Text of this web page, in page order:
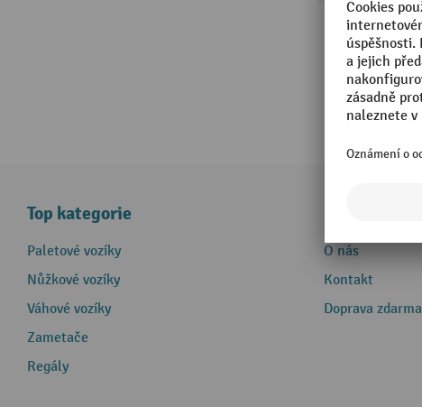
Top kategorie
Paletové vozíky
Nůžkové vozíky
Váhové vozíky
Zametače
Regály
O nás
Kontakt
Doprava zdarma